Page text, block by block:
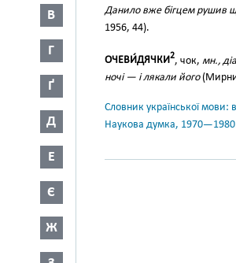
В
Г
Ґ
Д
Е
Є
Ж
Данило вже бігцем рушив
1956, 44).
ОЧЕВИ́ДЯЧКИ2, чок, мн.,
ночі — і лякали його
Словник української мови:
Наукова думка,